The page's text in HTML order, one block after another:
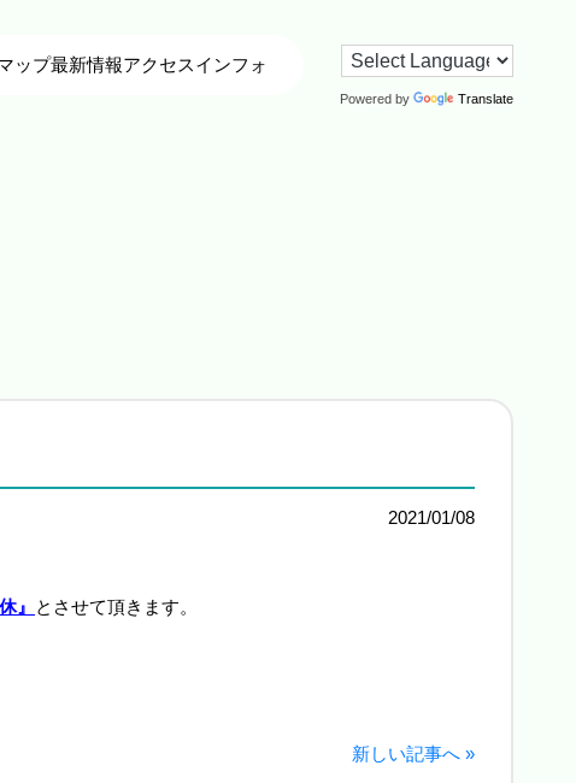
ップ最新情報アクセスインフォ
Powered by Translate
2021/01/08
』 とさせて頂きます。
新しい記事へ »